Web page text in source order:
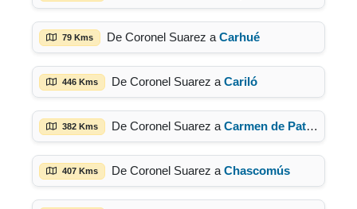
79 Kms De Coronel Suarez a Carhué
446 Kms De Coronel Suarez a Cariló
382 Kms De Coronel Suarez a Carmen de Patagones
407 Kms De Coronel Suarez a Chascomús